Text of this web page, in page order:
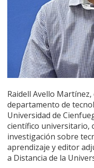
Raidell Avello
departamento de
Universidad de
científico universitario,
investigación sobre
aprendizaje y editor
a Distancia de la